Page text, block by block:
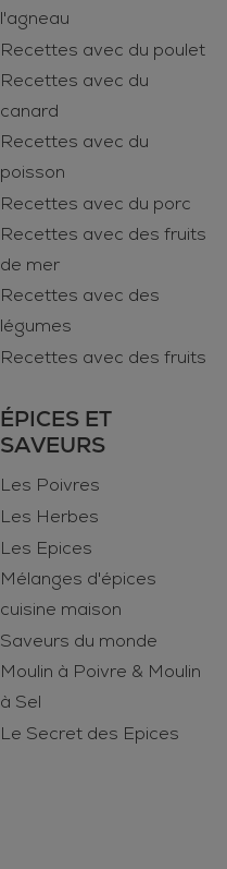
l'agneau
Recettes avec du poulet
Recettes avec du
canard
Recettes avec du
poisson
Recettes avec du porc
Recettes avec des fruits
de mer
Recettes avec des
légumes
Recettes avec des fruits
ÉPICES ET
SAVEURS
Les Poivres
Les Herbes
Les Epices
Mélanges d'épices
cuisine maison
Saveurs du monde
Moulin à Poivre & Moulin
à Sel
Le Secret des Epices